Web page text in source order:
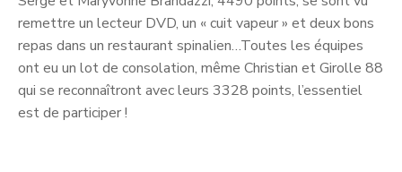
remettre un lecteur DVD, un « cuit vapeur » et deux bons
repas dans un restaurant spinalien…Toutes les équipes
ont eu un lot de consolation, même Christian et Girolle 88
qui se reconnaîtront avec leurs 3328 points, l’essentiel
est de participer !